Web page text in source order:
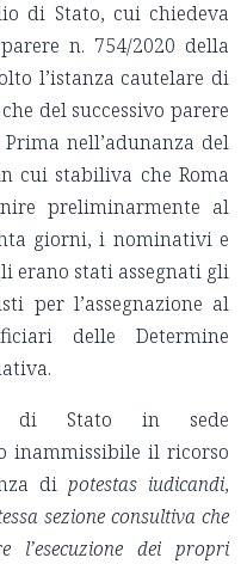
di Stato, cui chiedeva
n. 754/2020 della
l’istanza cautelare di
del successivo parere
nell’adunanza del
cui stabiliva che Roma
preliminarmente al
giorni, i nominativi e
erano stati assegnati gli
per l’assegnazione al
delle Determine
di Stato in sede
inammissibile il ricorso
di potestas iudicandi,
sezione consultiva che
l’esecuzione dei propri